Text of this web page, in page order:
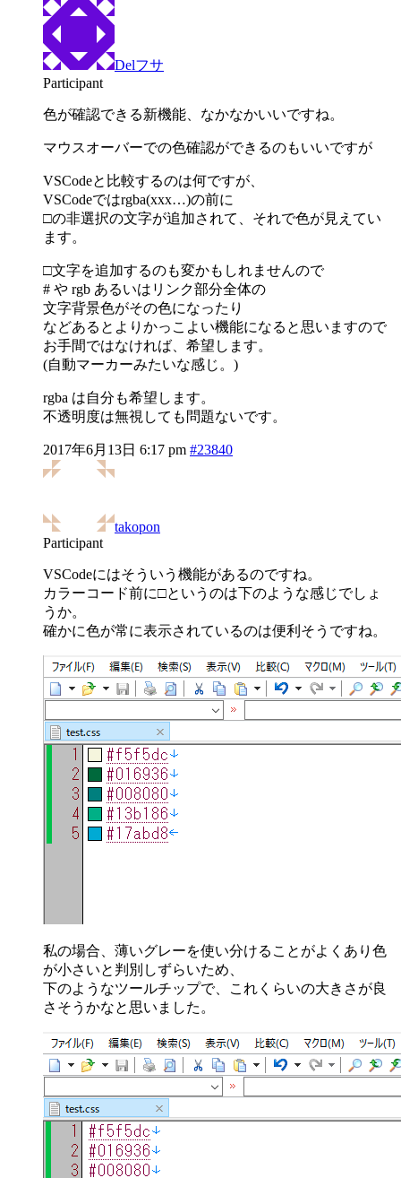
Delフサ
Participant
色が確認できる新機能、なかなかいいですね。
マウスオーバーでの色確認ができるのもいいですが
VSCodeと比較するのは何ですが、
VSCodeではrgba(xxx…)の前に
□の非選択の文字が追加されて、それで色が見えてい
ます。
□文字を追加するのも変かもしれませんので
# や rgb あるいはリンク部分全体の
文字背景色がその色になったり
などあるとよりかっこよい機能になると思いますので
お手間ではなければ、希望します。
(自動マーカーみたいな感じ。)
rgba は自分も希望します。
不透明度は無視しても問題ないです。
2017年6月13日 6:17 pm #23840
takopon
Participant
VSCodeにはそういう機能があるのですね。
カラーコード前に□というのは下のような感じでしょ
うか。
確かに色が常に表示されているのは便利そうですね。
私の場合、薄いグレーを使い分けることがよくあり色
が小さいと判別しずらいため、
下のようなツールチップで、これくらいの大きさが良
さそうかなと思いました。